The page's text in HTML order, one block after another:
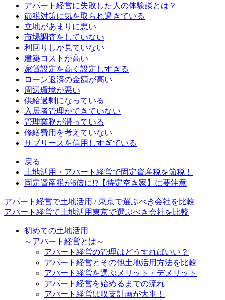
アパート経営に失敗した人の体験談とは？
節税対策に気を取られ過ぎている
立地があまりに悪い
市場調査をしていない
利回りしか見ていない
建築コストが高い
家賃設定を高く設定しすぎる
ローン返済の金額が高い
周辺環境が悪い
供給過剰になっている
入居者管理ができていない
管理業務が滞っている
修繕費用を考えていない
サブリースを信用しすぎている
戻る
土地活用・アパート経営で固定資産税を節税！
固定資産税が6倍に!?【特定空き家】に要注意
アパート経営で土地活用 / 東京で選ぶべき会社を比較
アパート経営で土地活用東京で選ぶべき会社を比較
初めての土地活用
～アパート経営とは～
アパート経営の管理はどうすればいい？
アパート経営とその他土地活用方法を比較
アパート経営を選ぶメリット・デメリット
アパート経営を始めるまでの流れ
アパート経営は収支計画が大事！